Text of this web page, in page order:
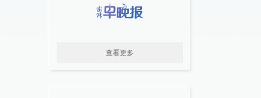
查看更多